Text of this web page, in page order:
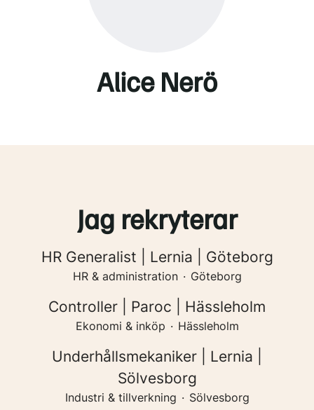
Alice Nerö
Jag rekryterar
HR Generalist | Lernia | Göteborg
HR & administration · Göteborg
Controller | Paroc | Hässleholm
Ekonomi & inköp · Hässleholm
Underhållsmekaniker | Lernia |
Sölvesborg
Industri & tillverkning · Sölvesborg